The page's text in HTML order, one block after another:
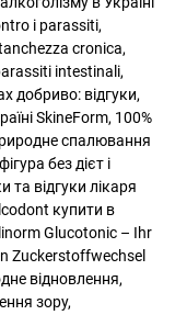
i parassiti,
cronica,
intestinali,
добриво: відгуки,
SkineForm, 100%
спалювання
без дієт і
та відгуки лікаря
купити в
Glucotonic – Ihr
Zuckerstoffwechsel
відновлення,
зору,